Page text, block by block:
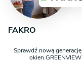
FAKRO
Sprawdź nową generację
okien GREENVIEW